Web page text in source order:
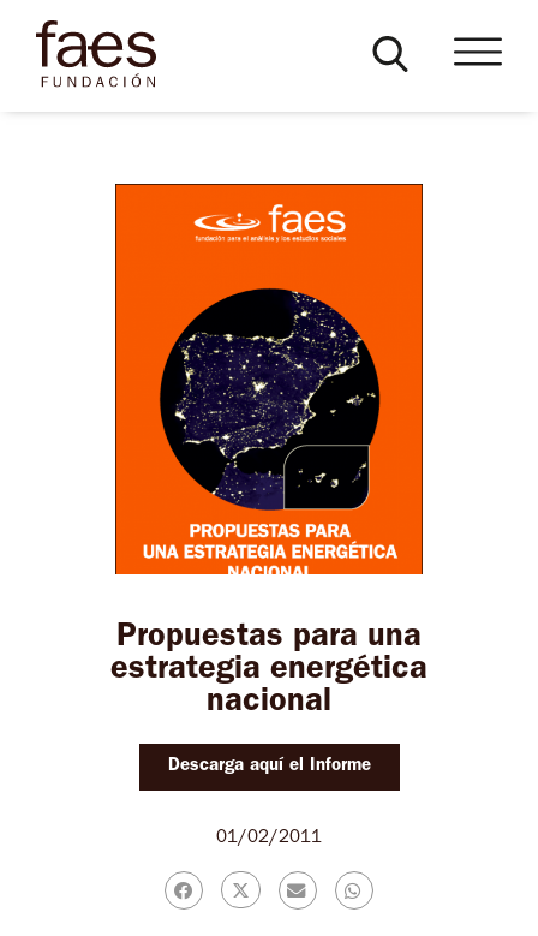
Propuestas para una
estrategia energética
nacional
Descarga aquí el Informe
01/02/2011